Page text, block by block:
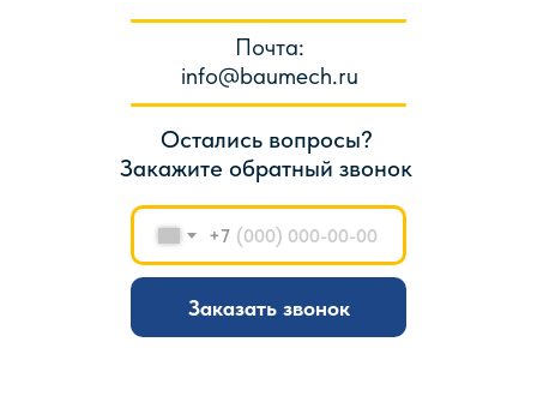
Почта:
info@baumech.ru
Остались вопросы?
Закажите обратный звонок
+7
Заказать звонок